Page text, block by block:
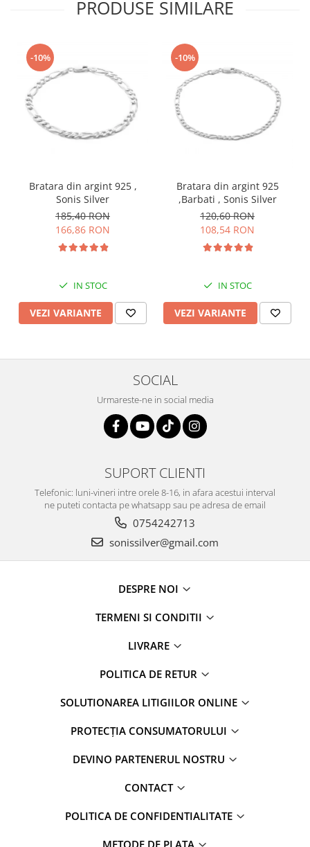
PRODUSE SIMILARE
-10%
Bratara din argint 925 ,
Sonis Silver
185,40 RON
166,86 RON
IN STOC
VEZI VARIANTE
-10%
Bratara din argint 925
,Barbati , Sonis Silver
120,60 RON
108,54 RON
IN STOC
VEZI VARIANTE
SOCIAL
Urmareste-ne in social media
SUPORT CLIENTI
Telefonic: luni-vineri intre orele 8-16, in afara acestui interval
ne puteti contacta pe whatsapp sau pe adresa de email
0754242713
sonissilver@gmail.com
DESPRE NOI
TERMENI SI CONDITII
LIVRARE
POLITICA DE RETUR
SOLUTIONAREA LITIGIILOR ONLINE
PROTECȚIA CONSUMATORULUI
DEVINO PARTENERUL NOSTRU
CONTACT
POLITICA DE CONFIDENTIALITATE
METODE DE PLATA